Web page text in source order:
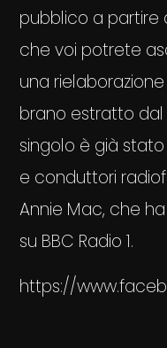
pubblico a partire
che voi potrete
una rielaborazione
brano estratto dal
singolo è già
e conduttori
Annie Mac, che
su BBC Radio 1.
https://